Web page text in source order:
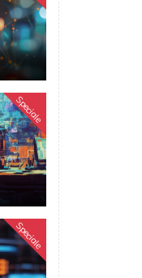
Speciale
Speciale